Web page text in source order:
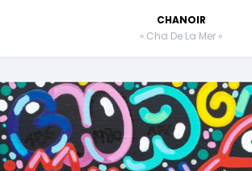
CHANOIR
« Cha De La Mer »